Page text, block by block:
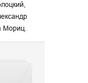
Мориц.